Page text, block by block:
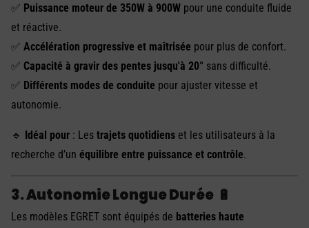
✅ Puissance moteur de 350W à 900W pour une conduite fluide
et réactive.
✅ Accélération progressive et maîtrisée pour plus de confort.
✅ Capacité à gravir des pentes jusqu'à 20° sans difficulté.
✅ Différents modes de conduite pour ajuster vitesse et
autonomie.
🔹 Idéal pour : Les trajets quotidiens et les utilisateurs à la
recherche d’un équilibre entre puissance et contrôle.
3. Autonomie Longue Durée 🔋
Les modèles EGRET sont équipés de batteries haute